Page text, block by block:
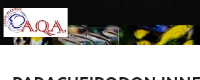
Přejít
na
obsah